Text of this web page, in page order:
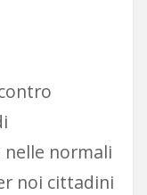
normali
noi cittadini